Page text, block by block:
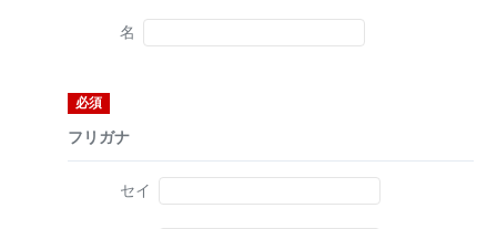
名
必須
フリガナ
セイ